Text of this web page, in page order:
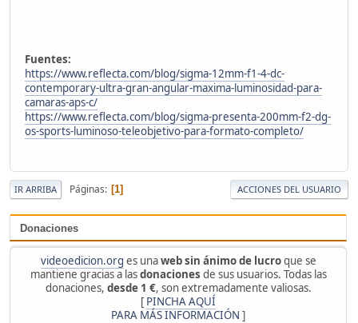
Donaciones
videoedicion.org es unaweb sin ánimo de lucroque se
mantiene gracias a lasdonaciones de sus usuarios. Todas las
donaciones, desde 1 €, son extremadamente valiosas.
[ PINCHA AQUÍ
PARA MÁS INFORMACIÓN ]
Fuentes:
https://www.reflecta.com/blog/sigma-12mm-f1-4-dc-
contemporary-ultra-gran-angular-maxima-luminosidad-para-
camaras-aps-c/
https://www.reflecta.com/blog/sigma-presenta-200mm-f2-dg-
os-sports-luminoso-teleobjetivo-para-formato-completo/
IR ARRIBA Páginas 1 ACCIONES DEL USUARIO